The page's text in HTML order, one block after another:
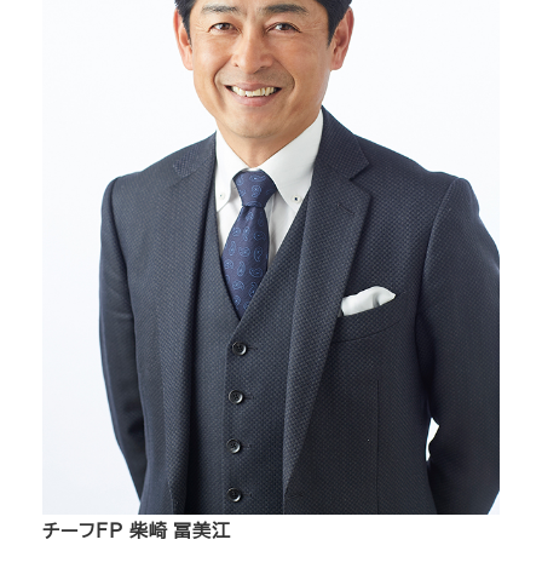
チーフFP 柴崎 冨美江